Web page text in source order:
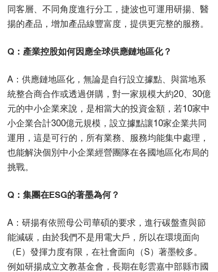
同客層、不同角度進行分工，捷波也可運用研揚、醫
揚的產品，增加產品線豐富度，提供更完整的服務。
Q：產業控股如何因應全球供應鏈地區化？
A：供應鏈地區化，無論是自行設立據點、與當地系
統整合商合作或透過併購，對一家規模大約20、30億
元的中小企業來說，是相當大的投資金額，若10家中
小企業合計300億元規模，設立據點讓10家企業共同
運用，這是可行的，所有業務、服務均能集中處理，
也能解決個別中小企業經營團隊在各國地區化布局的
挑戰。
Q：集團在ESG的著墨為何？
A：研揚有依照母公司華碩的要求，進行碳盤查與節
能減碳，由於我們不是用電大戶，所以在環境面向
（E）發揮力度有限，在社會面向（S）著墨較多。
例如研揚成立文教基金會，長期在彰雲嘉中部縣市國